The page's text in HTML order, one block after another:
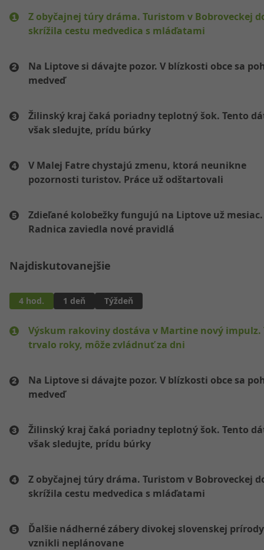
Z obyčajnej túry dráma. Turistom v Bobroveckej
skrížila cestu medvedica s mláďatami
Na Liptove si dávajte pozor. V blízkosti obce sa
medveď
Žilinský kraj čaká poriadny teplotný šok. Tento
však sledujte, prídu búrky
V Malej Fatre chystajú zmenu, ktorá neunikne
pozornosti turistov. Práce už odštartovali
Zdieľané kolobežky fungujú na Liptove už mesiac.
Radnica zaviedla nové pravidlá
Najdiskutovanejšie
4 hod. 1 deň Týždeň
Výskum rakoviny dostáva v Martine nový impulz.
trvalo roky, môže zvládnuť za dni
Na Liptove si dávajte pozor. V blízkosti obce sa
medveď
Žilinský kraj čaká poriadny teplotný šok. Tento
však sledujte, prídu búrky
Z obyčajnej túry dráma. Turistom v Bobroveckej
skrížila cestu medvedica s mláďatami
Ďalšie nádherné zábery divokej slovenskej prírody
vznikli neplánovane